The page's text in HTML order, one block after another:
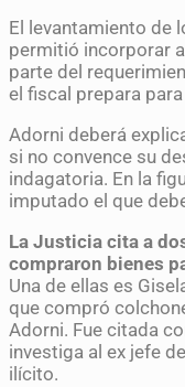
El levantamiento de
permitió incorporar
parte del
el fiscal prepara
Adorni deberá
si no convence su
indagatoria. En la
imputado el que
La Justicia cita a
compraron bienes
Una de ellas es
que compró
Adorni. Fue citada
investiga al ex jefe
ilícito.